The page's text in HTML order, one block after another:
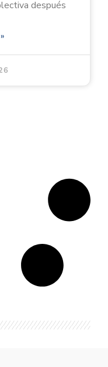
después